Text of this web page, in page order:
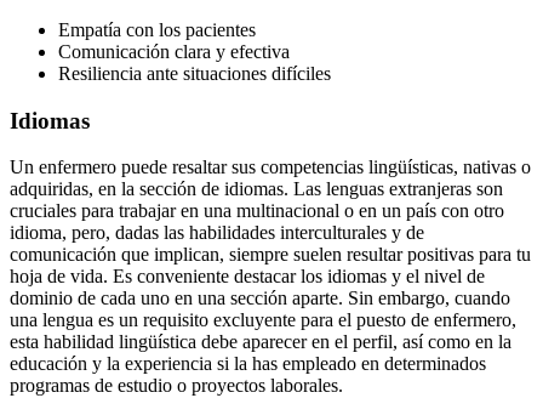
Empatía con los pacientes
Comunicación clara y efectiva
Resiliencia ante situaciones difíciles
Idiomas
Un enfermero puede resaltar sus competencias lingüísticas, nativas o
adquiridas, en la sección de idiomas. Las lenguas extranjeras son
cruciales para trabajar en una multinacional o en un país con otro
idioma, pero, dadas las habilidades interculturales y de
comunicación que implican, siempre suelen resultar positivas para tu
hoja de vida. Es conveniente destacar los idiomas y el nivel de
dominio de cada uno en una sección aparte. Sin embargo, cuando
una lengua es un requisito excluyente para el puesto de enfermero,
esta habilidad lingüística debe aparecer en el perfil, así como en la
educación y la experiencia si la has empleado en determinados
programas de estudio o proyectos laborales.